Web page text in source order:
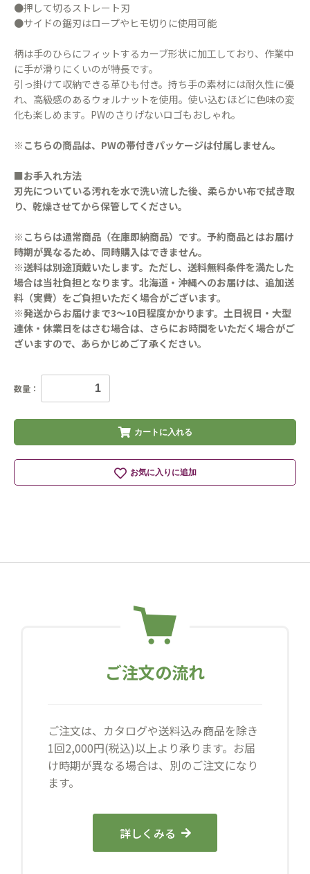
●押して切るストレート刃
●サイドの鋸刃はロープやヒモ切りに使用可能
柄は手のひらにフィットするカーブ形状に加工しており、作業中
に手が滑りにくいのが特長です。
引っ掛けて収納できる革ひも付き。持ち手の素材には耐久性に優
れ、高級感のあるウォルナットを使用。使い込むほどに色味の変
化も楽しめます。PWのさりげないロゴもおしゃれ。
※こちらの商品は、PWの帯付きパッケージは付属しません。
■お手入れ方法
刃先についている汚れを水で洗い流した後、柔らかい布で拭き取
り、乾燥させてから保管してください。
※こちらは通常商品（在庫即納商品）です。予約商品とはお届け
時期が異なるため、同時購入はできません。
※送料は別途頂戴いたします。ただし、送料無料条件を満たした
場合は当社負担となります。北海道・沖縄へのお届けは、追加送
料（実費）をご負担いただく場合がございます。
※発送からお届けまで3～10日程度かかります。土日祝日・大型
連休・休業日をはさむ場合は、さらにお時間をいただく場合がご
ざいますので、あらかじめご了承ください。
数量：
カートに入れる
お気に入りに追加
ご注文の流れ
ご注文は、カタログや送料込み商品を除き
1回2,000円(税込)以上より承ります。お届
け時期が異なる場合は、別のご注文になり
ます。
詳しくみる